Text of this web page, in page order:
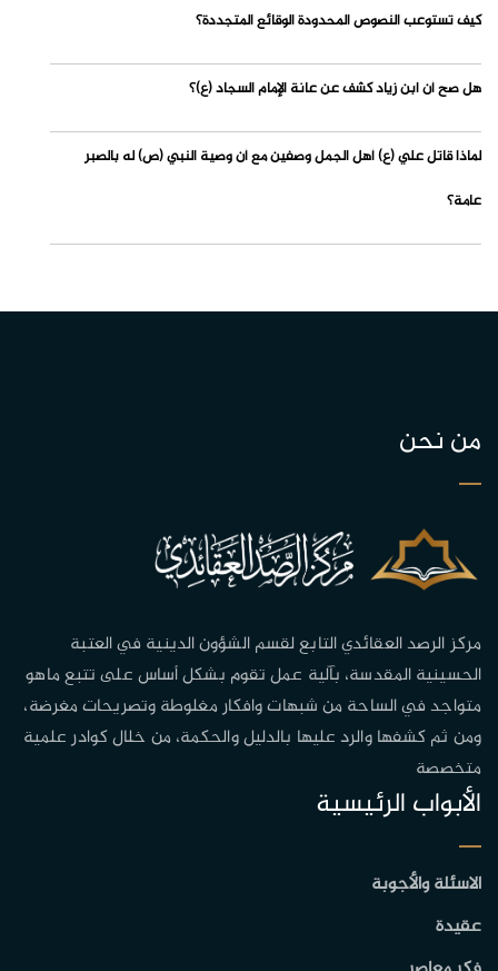
كيف تستوعب النصوص المحدودة الوقائع المتجددة؟
هل صح أن ابن زياد كشف عن عانة الإمام السجاد (ع)؟
لماذا قاتل علي (ع) أهل الجمل وصفين مع أن وصية النبي (ص) له بالصبر
عامة؟
من نحن
مركز الرصد العقائدي التابع لقسم الشؤون الدينية في العتبة
الحسينية المقدسة، بآلية عمل تقوم بشكل أساس على تتبع ماهو
متواجد في الساحة من شبهات وافكار مغلوطة وتصريحات مغرضة،
ومن ثم كشفها والرد عليها بالدليل والحكمة، من خلال كوادر علمية
متخصصة
الأبواب الرئيسية
الاسئلة والأجوبة
عقيدة